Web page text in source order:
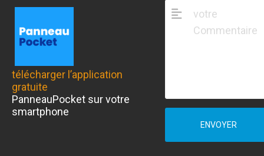
télécharger l’application
gratuite
PanneauPocket sur votre
smartphone
ENVOYER